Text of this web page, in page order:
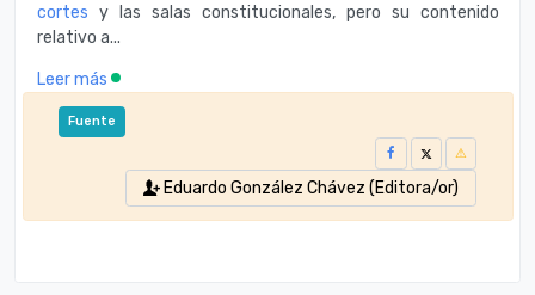
cortes y las salas constitucionales, pero su contenido
relativo a...
Leer más
Fuente
Eduardo González Chávez (Editora/or)